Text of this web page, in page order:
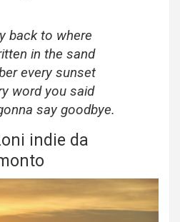
back to where
in the sand
every sunset
word you said
say goodbye.
indie da